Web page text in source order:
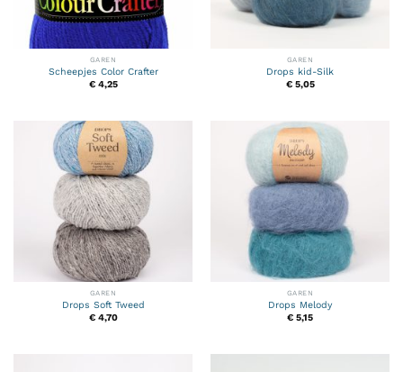
GAREN
Scheepjes Color Crafter
€4,25
GAREN
Drops kid-Silk
€5,05
GAREN
Drops Soft Tweed
€4,70
GAREN
Drops Melody
€ 5,15